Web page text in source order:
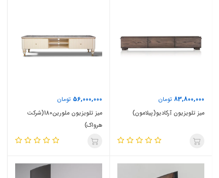
83,800,000 تومان
میز تلویزیون آرکادیو(پیلامون)
56,000,000 تومان
میز تلویزیون ملورین180(شرکت
هرواک)